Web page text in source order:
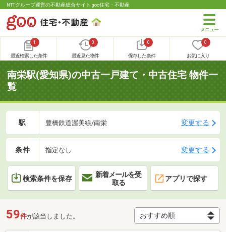
NTTグループ運営の不動産総合サイト goo住宅・不動産
1
最近検索した条件
0
最近見た物件
0
保存した条件
0
お気に入り
南栄駅(愛知県)の中古一戸建て・中古住宅 物件一
覧
駅 豊橋鉄道渥美線/南栄 変更する
条件 指定なし 変更する
検索条件を保存
新着メールを受
取る
アプリで探す
59件が該当しました。